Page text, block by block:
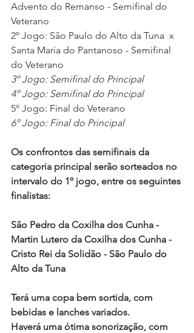
Advento do Remanso - Semifinal do
Veterano
2º Jogo: São Paulo do Alto da Tuna  x
Santa Maria do Pantanoso - Semifinal
do Veterano
3º Jogo: Semifinal do Principal
4º Jogo: Semifinal do Principal
5º Jogo: Final do Veterano
6º Jogo: Final do Principal
Os confrontos das semifinais da
categoria principal serão sorteados no
intervalo do 1º jogo, entre os seguintes
finalistas:
São Pedro da Coxilha dos Cunha -
Martin Lutero da Coxilha dos Cunha -
Cristo Rei da Solidão - São Paulo do
Alto da Tuna
Terá uma copa bem sortida, com
bebidas e lanches variados.
Haverá uma ótima sonorização, com